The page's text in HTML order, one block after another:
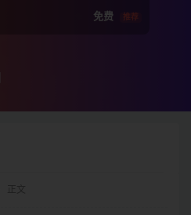
免费 推荐